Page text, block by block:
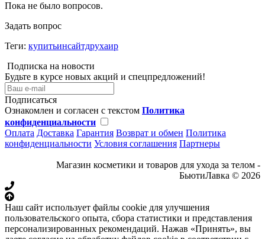
Пока не было вопросов.
Задать вопрос
Теги: купитьинсайтдрухаир
Подписка на новости
Будьте в курсе новых акций и спецпредложений!
Подписаться
Ознакомлен и согласен с текстом Политика
конфиденциальности
Оплата Доставка Гарантия Возврат и обмен Политика
конфиденциальности Условия соглашения Партнеры
Магазин косметики и товаров для ухода за телом -
БьютиЛавка © 2026
Наш сайт использует файлы cookie для улучшения
пользовательского опыта, сбора статистики и представления
персонализированных рекомендаций. Нажав «Принять», вы